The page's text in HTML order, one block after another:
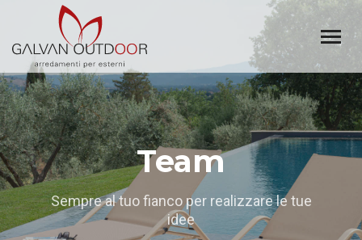
Team
Sempre al tuo fianco per realizzare le tue
idee